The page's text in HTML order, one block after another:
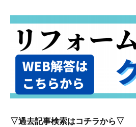
▽過去記事検索はコチラから▽